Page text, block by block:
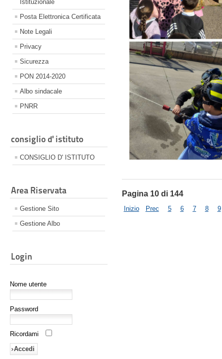
Istituzionale
Posta Elettronica Certificata
Note Legali
Privacy
Sicurezza
PON 2014-2020
Albo sindacale
PNRR
consiglio d' istituto
CONSIGLIO D' ISTITUTO
Area Riservata
Gestione Sito
Gestione Albo
Login
Nome utente
Password
Ricordami
Pagina 10 di 144
Inizio Prec 5 6 7 8 9